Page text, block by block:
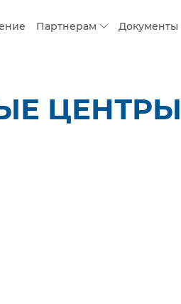
Партнерам Документы
ЦЕНТРЫ